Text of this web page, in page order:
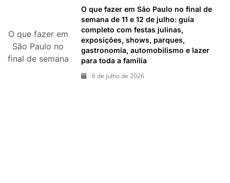
exposições e
passeios
imperdíveis
O que fazer em
São Paulo no
final de semana
O que fazer em São Paulo no final de
semana de 11 e 12 de julho: guia
completo com festas julinas,
exposições, shows, parques,
gastronomia, automobilismo e lazer
para toda a família
6 de julho de 2026